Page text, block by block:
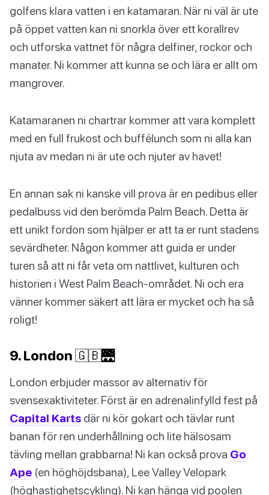
golfens klara vatten i en katamaran. När ni väl är ute
på öppet vatten kan ni snorkla över ett korallrev
och utforska vattnet för några delfiner, rockor och
manater. Ni kommer att kunna se och lära er allt om
mangrover.
Katamaranen ni chartrar kommer att vara komplett
med en full frukost och buffélunch som ni alla kan
njuta av medan ni är ute och njuter av havet!
En annan sak ni kanske vill prova är en pedibus eller
pedalbuss vid den berömda Palm Beach. Detta är
ett unikt fordon som hjälper er att ta er runt stadens
sevärdheter. Någon kommer att guida er under
turen så att ni får veta om nattlivet, kulturen och
historien i West Palm Beach-området. Ni och era
vänner kommer säkert att lära er mycket och ha så
roligt!
9. London 🇬🇧🌉
London erbjuder massor av alternativ för
svensexaktiviteter. Först är en adrenalinfylld fest på
Capital Karts där ni kör gokart och tävlar runt
banan för ren underhållning och lite hälsosam
tävling mellan grabbarna! Ni kan också prova Go
Ape (en höghöjdsbana), Lee Valley Velopark
(höghastighetscykling). Ni kan hänga vid poolen